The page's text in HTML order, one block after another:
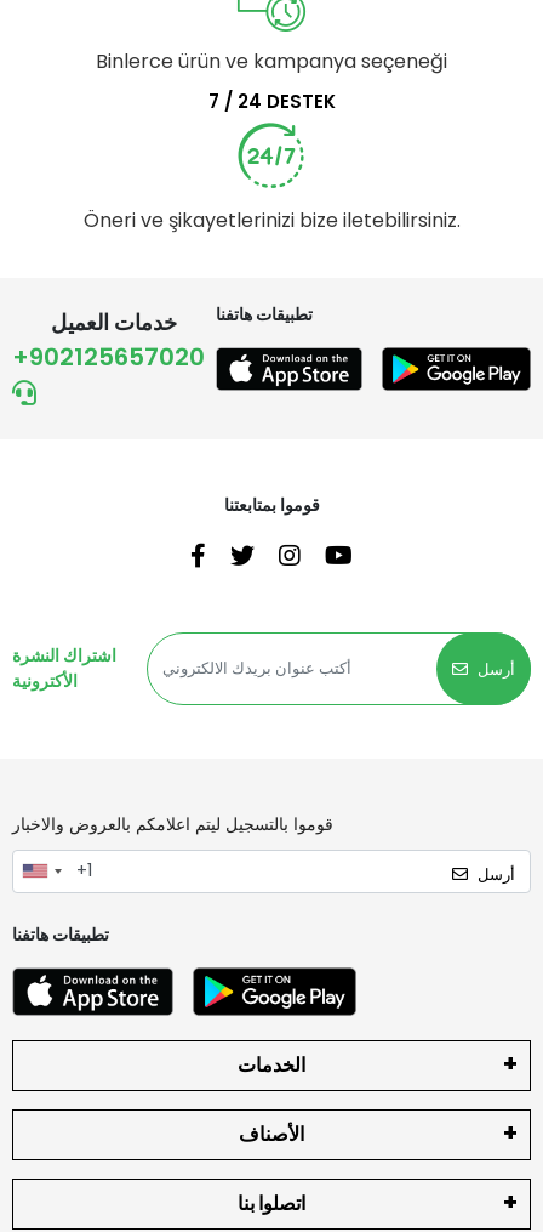
Binlerce ürün ve kampanya seçeneği
7 / 24 DESTEK
Öneri ve şikayetlerinizi bize iletebilirsiniz.
خدمات العميل
+902125657020
تطبيقات هاتفنا
قوموا بمتابعتنا
اشتراك النشرة
الأكترونية
أرسل
قوموا بالتسجيل ليتم اعلامكم بالعروض والاخبار
أرسل
تطبيقات هاتفنا
الخدمات
الأصناف
اتصلوا بنا